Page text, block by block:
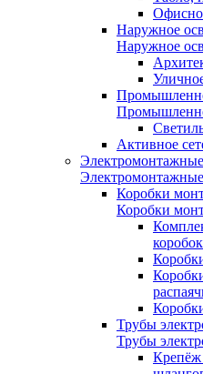
Наружное
Наружное
Активное
Коробки
Коробки
коробок
Трубы
Трубы
Крепёж